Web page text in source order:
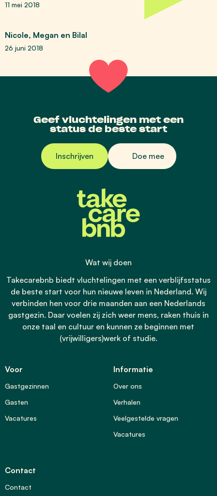
11 mei 2018
Nicole, Megan en Bilal
26 juni 2018
Geef vluchtelingen met een
status de beste start
Inschrijven Doe mee
Wat wij doen
Takecarebnb biedt vluchtelingen met een verblijfsstatus
de beste start voor hun nieuwe leven in Nederland. Wij
verbinden hen voor drie maanden aan een Nederlands
gastgezin. Daar voelen zij zich weer mens, raken thuis in
onze taal en cultuur en kunnen ze beginnen met
(vrijwilligers)werk of studie.
Voor
Gastgezinnen
Gasten
Vacatures
Informatie
Over ons
Verhalen
Veelgestelde vragen
Vacatures
Contact
Contact